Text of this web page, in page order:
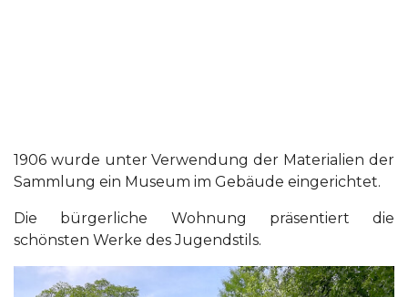
1906 wurde unter Verwendung der Materialien der
Sammlung ein Museum im Gebäude eingerichtet.
Die bürgerliche Wohnung präsentiert die
schönsten Werke des Jugendstils.